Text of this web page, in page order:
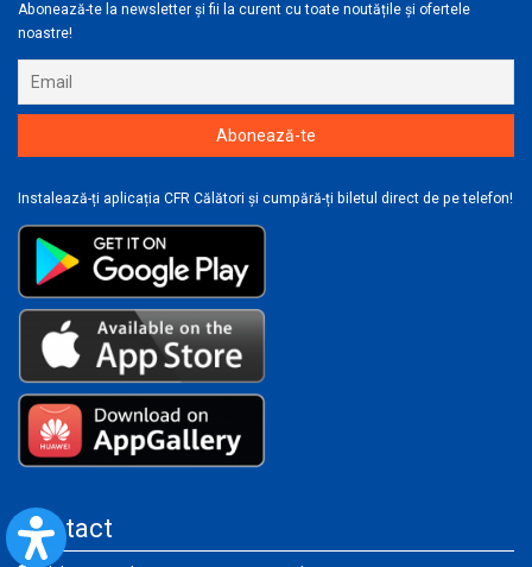
Abonează-te la newsletter și fii la curent cu toate noutățile și ofertele
noastre!
Instalează-ți aplicația CFR Călători și cumpără-ți biletul direct de pe telefon!
Contact